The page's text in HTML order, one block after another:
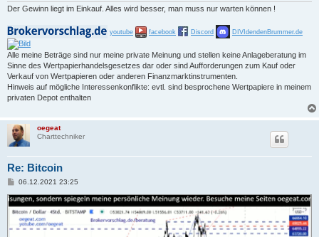
Der Gewinn liegt im Einkauf. Alles wird besser, man muss nur warten können !
youtube facebook Discord DIVIdendenBrummer.de
Alle meine Beträge sind nur meine private Meinung und stellen keine Anlageberatung im
Sinne des Wertpapierhandelsgesetzes dar oder sind Aufforderungen zum Kauf oder
Verkauf von Wertpapieren oder anderen Finanzmarktinstrumenten.
Hinweis auf mögliche Interessenkonflikte: evtl. sind besprochene Wertpapiere in meinem
privaten Depot enthalten
oegeat
Charttechniker
Re: Bitcoin
B
i
t
r
a
g
06.12.2021 23:25